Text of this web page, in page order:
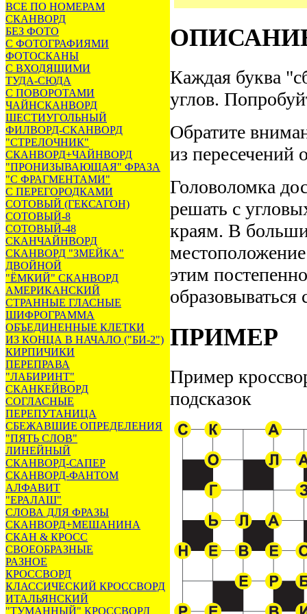
ВСЕ ПО НОМЕРАМ
СКАНВОРД
БЕЗ ФОТО
С ФОТОГРАФИЯМИ
ФОТОСКАНЫ
С ВХОДЯЩИМИ
ТУДА-СЮДА
С ПОВОРОТАМИ
ЧАЙНСКАНВОРД
ШЕСТИУГОЛЬНЫЙ
ФИЛВОРД-СКАНВОРД
"СТРЕЛОЧНИК"
СКАНВОРД+ЧАЙНВОРД
"ПРОНИЗЫВАЮЩАЯ" ФРАЗА
"С ФРАГМЕНТАМИ"
С ПЕРЕГОРОДКАМИ
СОТОВЫЙ (ГЕКСАГОН)
СОТОВЫЙ-8
СОТОВЫЙ-48
СКАНЧАЙНВОРД
СКАНВОРД "ЗМЕЙКА"
ДВОЙНОЙ
"ЁМКИЙ" СКАНВОРД
АМЕРИКАНСКИЙ
СТРАННЫЕ ГЛАСНЫЕ
ШИФРОГРАММА
ОБЪЕДИНЕННЫЕ КЛЕТКИ
ИЗ КОНЦА В НАЧАЛО ("БИ-2")
КИРПИЧИКИ
ПЕРЕПРАВА
"ЛАБИРИНТ"
СКАНКЕЙВОРД
СОГЛАСНЫЕ
ПЕРЕПУТАНИЦА
СБЕЖАВШИЕ ОПРЕДЕЛЕНИЯ
"ПЯТЬ СЛОВ"
ЛИНЕЙНЫЙ
СКАНВОРД-САПЕР
СКАНВОРД-ФАНТОМ
АЛФАВИТ
"ЕРАЛАШ"
СЛОВА ДЛЯ ФРАЗЫ
СКАНВОРД+МЕШАНИНА
СКАН & КРОСС
СВОЕОБРАЗНЫЕ
РАЗНОЕ
КРОССВОРД
КЛАССИЧЕСКИЙ КРОССВОРД
ИТАЛЬЯНСКИЙ
"ТУМАННЫЙ" КРОССВОРД
Каждая буква
углов.
Обратите
из пересечений
Головоломка
решать с
краям. В
этим
образовываться
ПРИМЕР
Пример
подсказок